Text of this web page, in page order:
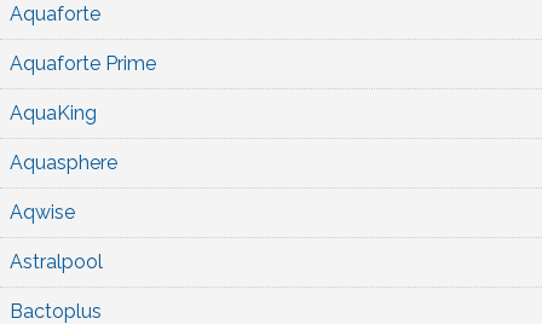
Aquaforte
Aquaforte Prime
AquaKing
Aquasphere
Aqwise
Astralpool
Bactoplus